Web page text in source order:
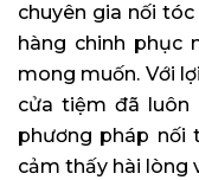
chuyên gia nối
hàng chinh phục
mong muốn. Với
cửa tiệm đã luôn
phương pháp nối
cảm thấy hài lòng